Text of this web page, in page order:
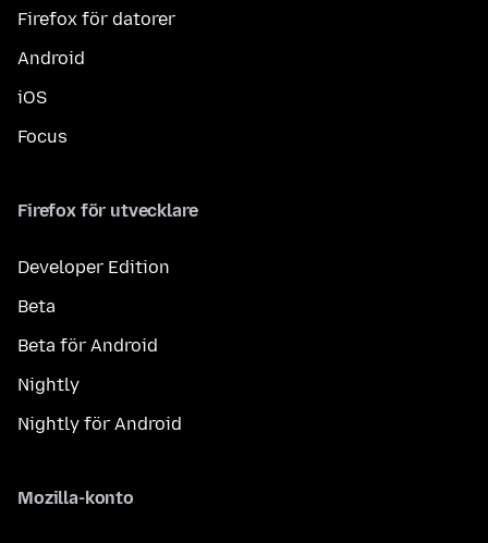
Firefox för datorer
Android
iOS
Focus
Firefox för utvecklare
Developer Edition
Beta
Beta för Android
Nightly
Nightly för Android
Mozilla-konto